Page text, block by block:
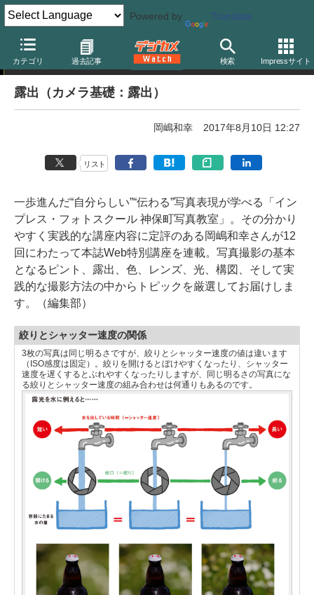
Powered by Translate
カテゴリ 過去記事 検索 Impressサイト
神保町写真教室の教科書「写真総合」by 岡嶋和幸先生
露出（カメラ基礎：露出）
岡嶋和幸 2017年8月10日 12:27
リスト
一歩進んだ“自分らしい”“伝わる”写真表現が学べる「イン
プレス・フォトスクール 神保町写真教室」。その分かり
やすく実践的な講座内容に定評のある岡嶋和幸さんが12
回にわたって本誌Web特別講座を連載。写真撮影の基本
となるピント、露出、色、レンズ、光、構図、そして実
践的な撮影方法の中からトピックを厳選してお届けしま
す。（編集部）
絞りとシャッター速度の関係
3枚の写真は同じ明るさですが、絞りとシャッター速度の値は違います
（ISO感度は固定）。絞りを開けるとぼけやすくなったり、シャッター
速度を遅くするとぶれやすくなったりしますが、同じ明るさの写真にな
る絞りとシャッター速度の組み合わせは何通りもあるのです。